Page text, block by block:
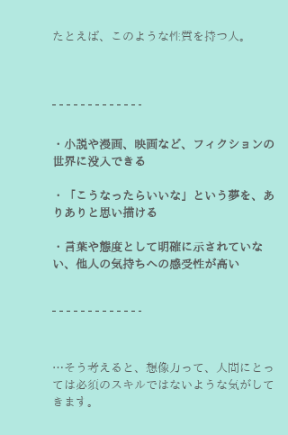
たとえば、このような性質を持つ人。
・小説や漫画、映画など、フィクションの
世界に没入できる
・「こうなったらいいな」という夢を、あ
りありと思い描ける
・言葉や態度として明確に示されていな
い、他人の気持ちへの感受性が高い
…そう考えると、想像力って、人間にとっ
ては必須のスキルではないような気がして
きます。